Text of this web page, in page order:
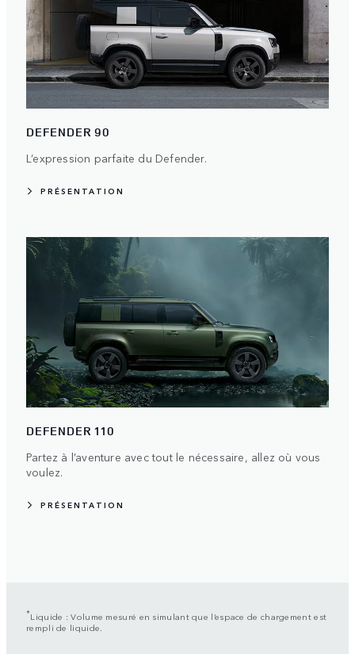
DEFENDER 90
L’expression parfaite du Defender.
PRÉSENTATION
DEFENDER 110
Partez à l’aventure avec tout le nécessaire, allez où vous
voulez.
PRÉSENTATION
*Liquide : Volume mesuré en simulant que l’espace de chargement est
rempli de liquide.